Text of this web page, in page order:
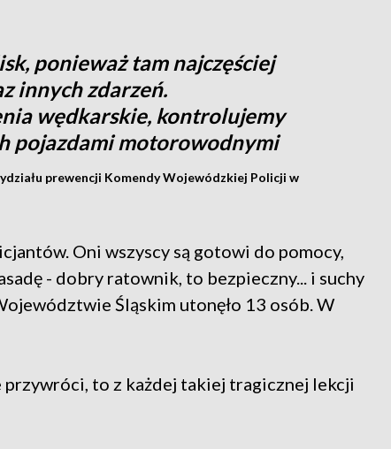
ponieważ tam najczęściej
innych zdarzeń.
wędkarskie, kontrolujemy
pojazdami motorowodnymi
prewencji Komendy Wojewódzkiej Policji w
Oni wszyscy są gotowi do pomocy,
- dobry ratownik, to bezpieczny... i suchy
Śląskim utonęło 13 osób. W
przywróci, to z każdej takiej tragicznej lekcji